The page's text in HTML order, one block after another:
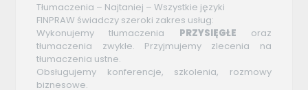
Tłumaczenia – Najtaniej – Wszystkie języki
FINPRAW świadczy szeroki zakres usług:
Wykonujemy tłumaczenia PRZYSIĘGŁE oraz
tłumaczenia zwykłe. Przyjmujemy zlecenia na
tłumaczenia ustne.
Obsługujemy konferencje, szkolenia, rozmowy
biznesowe.